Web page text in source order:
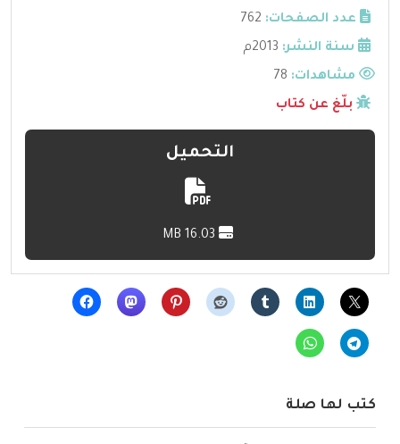
عدد الصفحات: 762
سنة النشر: 2013م
مشاهدات:
بلّغ عن كتاب
التحميل
كتب لها صلة